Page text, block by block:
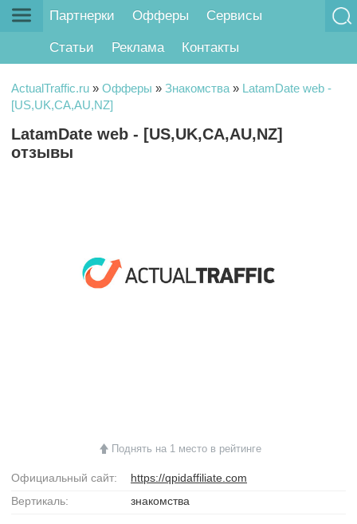
Партнерки Офферы Сервисы
Статьи Реклама Контакты
ActualTraffic.ru » Офферы » Знакомства » LatamDate web -
[US,UK,CA,AU,NZ]
LatamDate web - [US,UK,CA,AU,NZ]
отзывы
Поднять на 1 место в рейтинге
Официальный сайт:
https://qpidaffiliate.com
Вертикаль:
знакомства